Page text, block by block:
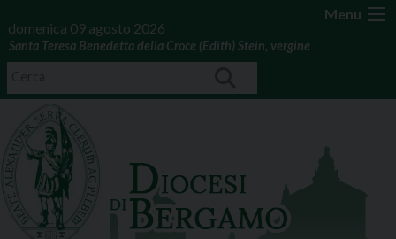
Menu
domenica 09 agosto 2026
Santa Teresa Benedetta della Croce (Edith) Stein, vergine